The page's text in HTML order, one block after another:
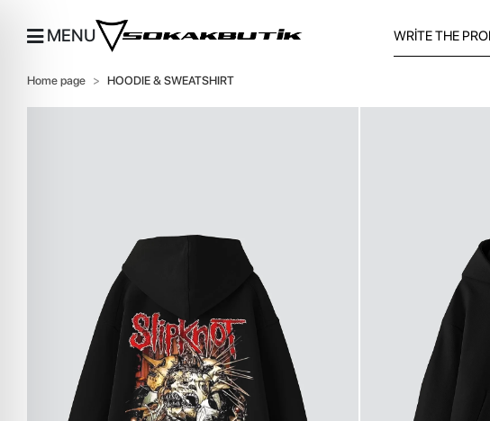
MENU
Home page HOODIE & SWEATSHIRT